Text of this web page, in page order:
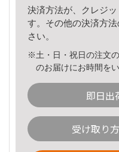
決済方法が、クレジ
す。その他の決済方
さい。
※土・日・祝日の注文
のお届けにお時間を
即日出
受け取り